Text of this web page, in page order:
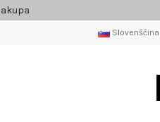
Slovenščina